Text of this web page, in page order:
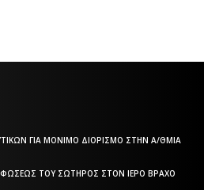
ΓΙΑ ΜΌΝΙΜΟ ΔΙΟΡΙΣΜΌ ΣΤΗΝ Α/ΘΜΙΑ
ΤΟΥ ΣΩΤΉΡΟΣ ΣΤΟΝ ΙΕΡΌ ΒΡΆΧΟ